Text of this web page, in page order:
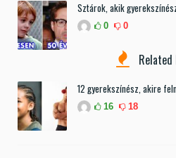
Sztárok, akik
0 0
Related
12 gyerekszínész, akire
16 18